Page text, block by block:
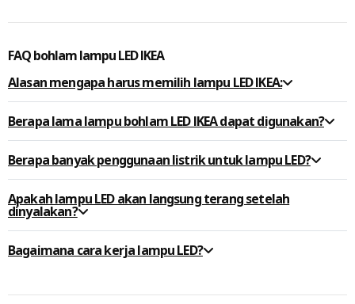
FAQ bohlam lampu LED IKEA
Alasan mengapa harus memilih lampu LED IKEA:
Berapa lama lampu bohlam LED IKEA dapat digunakan?
Berapa banyak penggunaan listrik untuk lampu LED?
Apakah lampu LED akan langsung terang setelah
dinyalakan?
Bagaimana cara kerja lampu LED?